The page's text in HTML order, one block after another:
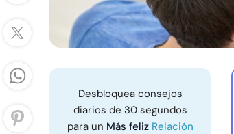
Desbloquea consejos
diarios de 30 segundos
para un Más feliz Relación